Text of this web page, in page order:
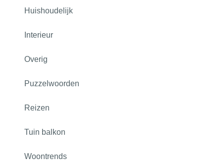
Huishoudelijk
Interieur
Overig
Puzzelwoorden
Reizen
Tuin balkon
Woontrends